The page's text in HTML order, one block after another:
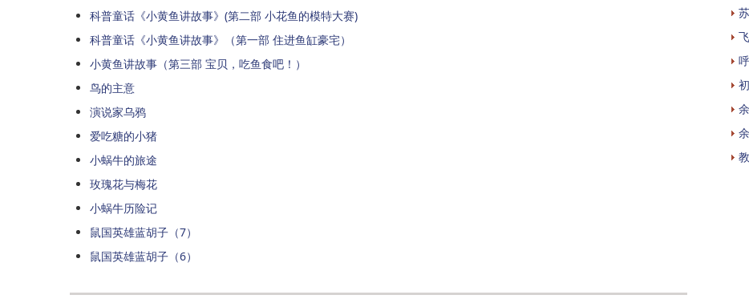
科普童话《小黄鱼讲故事》(第二部 小花鱼的模特大赛)
科普童话《小黄鱼讲故事》（第一部 住进鱼缸豪宅）
小黄鱼讲故事（第三部 宝贝，吃鱼食吧！）
鸟的主意
演说家乌鸦
爱吃糖的小猪
小蜗牛的旅途
玫瑰花与梅花
小蜗牛历险记
鼠国英雄蓝胡子（7）
鼠国英雄蓝胡子（6）